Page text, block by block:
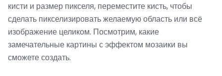
кисти и размер пикселя, переместите кисть, чтобы
сделать пикселизировать желаемую область или всё
изображение целиком. Посмотрим, какие
замечательные картины с эффектом мозаики вы
сможете создать.